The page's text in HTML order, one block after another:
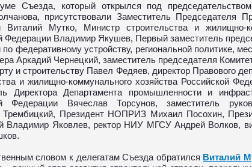
Съезда, который открылся под
присутствовали Заместитель Председателя
Виталий Мутко, Министр строительства и жилищно-
Федерации Владимир Якушев, Первый заместитель
федеративному устройству, региональной политике,
Аркадий Чернецкий, заместитель председателя
и строительству Павел Федяев, директор Правового
и жилищно-коммунального хозяйства Российской
Директора Департамента промышленности и
Федерации Вячеслав Торсунов, заместитель
Трембицкий, Президент НОПРИЗ Михаил Посохин,
Владимир Яковлев, ректор НИУ МГСУ Андрей Волков,
словом к делегатам Съезда обратился Виталий